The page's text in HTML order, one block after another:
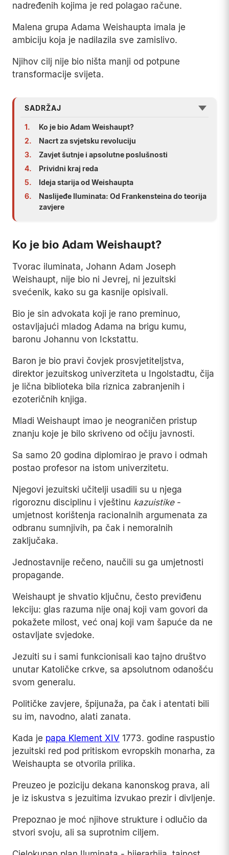
nadređenih kojima je red polagao račune.
Malena grupa Adama Weishaupta imala je
ambiciju koja je nadilazila sve zamislivo.
Njihov cilj nije bio ništa manji od potpune
transformacije svijeta.
SADRŽAJ
1.
Ko je bio Adam Weishaupt?
2.
Nacrt za svjetsku revoluciju
3.
Zavjet šutnje i apsolutne poslušnosti
4.
Prividni kraj reda
5.
Ideja starija od Weishaupta
6.
Naslijeđe Iluminata: Od Frankensteina do teorija
zavjere
Ko je bio Adam Weishaupt?
Tvorac iluminata, Johann Adam Joseph
Weishaupt, nije bio ni Jevrej, ni jezuitski
svećenik, kako su ga kasnije opisivali.
Bio je sin advokata koji je rano preminuo,
ostavljajući mladog Adama na brigu kumu,
baronu Johannu von Ickstattu.
Baron je bio pravi čovjek prosvjetiteljstva,
direktor jezuitskog univerziteta u Ingolstadtu, čija
je lična biblioteka bila riznica zabranjenih i
ezoteričnih knjiga.
Mladi Weishaupt imao je neograničen pristup
znanju koje je bilo skriveno od očiju javnosti.
Sa samo 20 godina diplomirao je pravo i odmah
postao profesor na istom univerzitetu.
Njegovi jezuitski učitelji usadili su u njega
rigoroznu disciplinu i vještinu kazuistike-
umjetnost korištenja racionalnih argumenata za
odbranu sumnjivih, pa čak i nemoralnih
zaključaka.
Jednostavnije rečeno, naučili su ga umjetnosti
propagande.
Weishaupt je shvatio ključnu, često previđenu
lekciju: glas razuma nije onaj koji vam govori da
pokažete milost, već onaj koji vam šapuće da ne
ostavljate svjedoke.
Jezuiti su i sami funkcionisali kao tajno društvo
unutar Katoličke crkve, sa apsolutnom odanošću
svom generalu.
Političke zavjere, špijunaža, pa čak i atentati bili
su im, navodno, alati zanata.
Kada je papa Klement XIV 1773. godine raspustio
jezuitski red pod pritiskom evropskih monarha, za
Weishaupta se otvorila prilika.
Preuzeo je poziciju dekana kanonskog prava, ali
je iz iskustva s jezuitima izvukao prezir i divljenje.
Prepoznao je moć njihove strukture i odlučio da
stvori svoju, ali sa suprotnim ciljem.